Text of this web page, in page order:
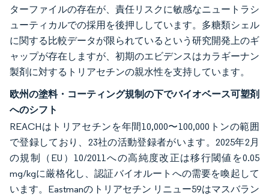
ターファイルの存在が、責任リスクに敏感なニュートラシ
ューティカルでの採用を後押ししています。多糖類シェル
に関する比較データが限られているという研究開発上のギ
ャップが存在しますが、初期のエビデンスはカラギーナン
製剤に対するトリアセチンの親水性を支持しています。
欧州の塗料・コーティング規制の下でバイオベース可塑剤
へのシフト
REACHはトリアセチンを年間10,000〜100,000トンの範囲
で登録しており、23社の活動登録者がいます。2025年2月
の規制（EU）10/2011への高純度改正は移行閾値を0.05
mg/kgに厳格化し、認証バイオルートへの需要を喚起して
います。Eastmanのトリアセチン リニュー59はマスバラン